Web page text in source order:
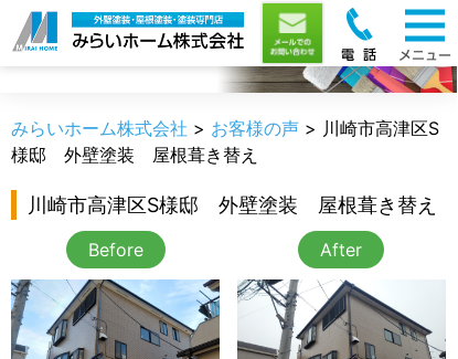
お客様の声
みらいホーム株式会社 > お客様の声 > 川崎市高津区S
様邸 外壁塗装 屋根葺き替え
川崎市高津区S様邸 外壁塗装 屋根葺き替え
Before After